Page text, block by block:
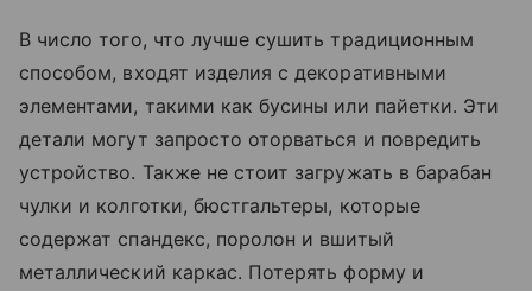
В число того, что лучше сушить традиционным
способом, входят изделия с декоративными
элементами, такими как бусины или пайетки. Эти
детали могут запросто оторваться и повредить
устройство. Также не стоит загружать в барабан
чулки и колготки, бюстгальтеры, которые
содержат спандекс, поролон и вшитый
металлический каркас. Потерять форму и